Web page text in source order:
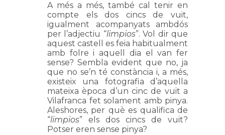
A més a més, també cal tenir en
compte els dos cincs de vuit,
igualment acompanyats ambdós
per l’adjectiu “limpios”. Vol dir que
aquest castell es feia habitualment
amb folre i aquell dia el van fer
sense? Sembla evident que no, ja
que no se’n té constància i, a més,
existeix una fotografia d’aquella
mateixa època d’un cinc de vuit a
Vilafranca fet solament amb pinya.
Aleshores, per què es qualifica de
“limpios” els dos cincs de vuit?
Potser eren sense pinya?